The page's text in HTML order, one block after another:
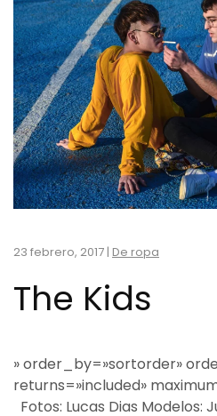
23 febrero, 2017 | De ropa
The Kids
» order_by=»sortorder»
returns=»included»
Fotos: Lucas Dias Modelos: